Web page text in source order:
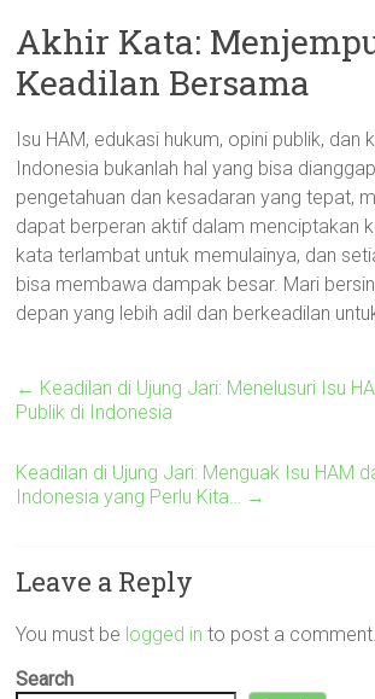
Akhir Kata:
Keadilan Bersama
Isu HAM, edukasi hukum, opini publik, dan
Indonesia bukanlah hal yang bisa
pengetahuan dan kesadaran yang tepat,
dapat berperan aktif dalam menciptakan
kata terlambat untuk memulainya, dan
bisa membawa dampak besar. Mari
depan yang lebih adil dan berkeadilan
← Keadilan di Ujung Jari: Menelusuri Isu
Publik di Indonesia
Keadilan di Ujung Jari: Menguak Isu HAM
Indonesia yang Perlu Kita… →
Leave a Reply
You must be logged in to post a comment.
Search